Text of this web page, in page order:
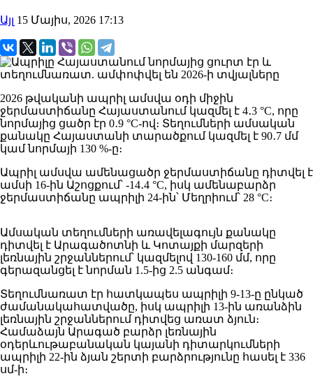
Այլ 15 Մայիս, 2026 17:13
2026 թվականի ապրիլ ամսվա օդի միջին
ջերմաստիճանը Հայաստանում կազմել է 4․3 °C, որը
նորմայից ցածր էր 0․9 °C-ով։ Տեղումների ամսական
քանակը Հայաստանի տարածքում կազմել է 90․7 մմ
կամ նորմայի 130 %-ը։
Ապրիլ ամսվա ամենացածր ջերմաստիճանը դիտվել է
ամսի 16-ին Աշոցքում՝ -14․4 °C, իսկ ամենաբարձր
ջերմաստիճանը ապրիլի 24-ին՝ Մեղրիում՝ 28 °C։
Ամսական տեղումների առավելագույն քանակը
դիտվել է Արագածոտնի և Կոտայքի մարզերի
լեռնային շրջաններում՝ կազմելով 130-160 մմ, որը
գերազանցել է նորման 1.5-ից 2.5 անգամ։
Տեղումնառատ էր հատկապես ապրիլի 9-13-ը ընկած
ժամանակահատվածը, իսկ ապրիլի 13-ին առանձին
լեռնային շրջաններում դիտվեց առատ ձյուն։
Համաձայն Արագած բարձր լեռնային
օդերևութաբանական կայանի դիտարկումների
ապրիլի 22-ին ձյան շերտի բարձրությունը հասել է 336
սմ-ի։